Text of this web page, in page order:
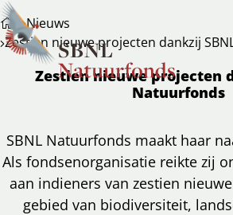
Nieuws
Zestien nieuwe projecten dankzij
Zestien nieuwe projecten
Natuurfonds
SBNL Natuurfonds maakt haar
Als fondsenorganisatie reikte zij
aan indieners van zestien
gebied van biodiversiteit,